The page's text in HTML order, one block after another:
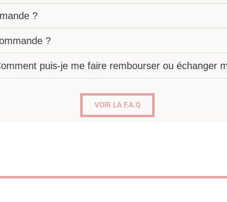
?
?
puis-je me faire rembourser ou échanger
VOIR LA F.A.Q